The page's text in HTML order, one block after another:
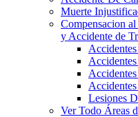
Muerte
Compensacion
y Accidente de
Lesiones
Ver Todo Áreas